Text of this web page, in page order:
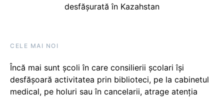
desfășurată în Kazahstan
CELE MAI NOI
Încă mai sunt școli în care consilierii școlari își
desfășoară activitatea prin biblioteci, pe la cabinetul
medical, pe holuri sau în cancelarii, atrage atenția